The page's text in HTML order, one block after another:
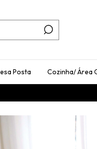
Posta Cozinha/ Área